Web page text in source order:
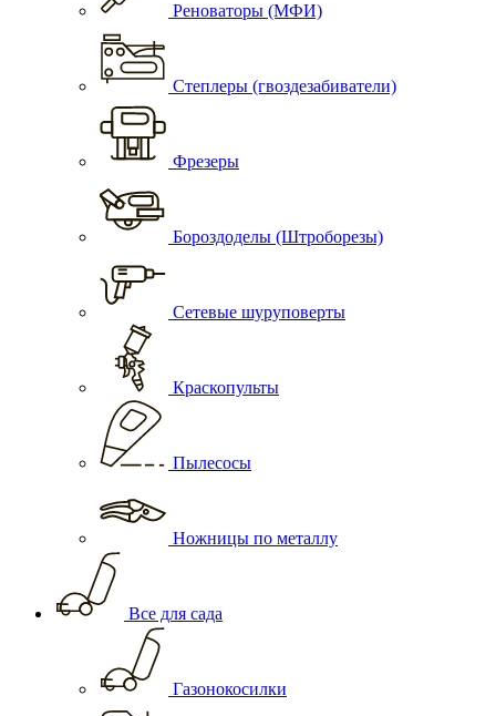
Реноваторы (МФИ)
Степлеры (гвоздезабиватели)
Фрезеры
Бороздоделы (Штроборезы)
Сетевые шуруповерты
Краскопульты
Пылесосы
Ножницы по металлу
Все для сада
Газонокосилки